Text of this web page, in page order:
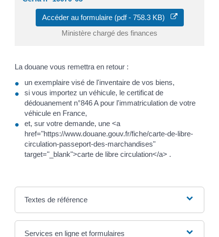
Accéder au formulaire (pdf - 758.3 KB)
Ministère chargé des finances
La douane vous remettra en retour :
un exemplaire visé de l'inventaire de vos biens,
si vous importez un véhicule, le certificat de
dédouanement n°846 A pour l'immatriculation de votre
véhicule en France,
et, sur votre demande, une <a
href="https://www.douane.gouv.fr/fiche/carte-de-libre-
circulation-passeport-des-marchandises"
target="_blank">carte de libre circulation</a> .
Textes de référence
Services en ligne et formulaires